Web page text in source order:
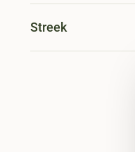
Streek